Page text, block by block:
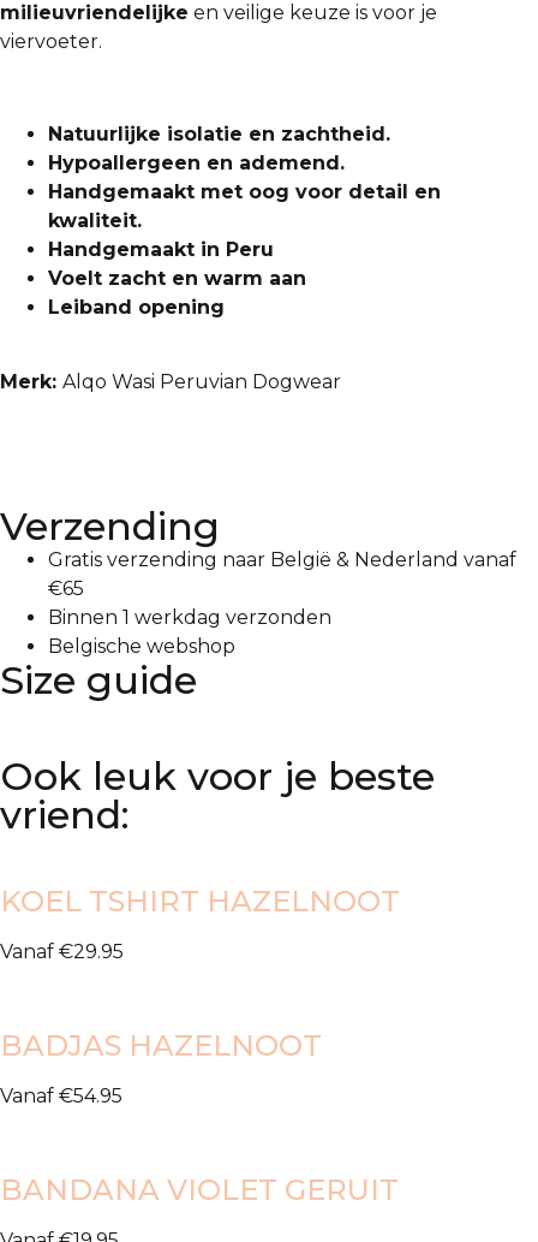
milieuvriendelijke en veilige keuze is voor je
viervoeter.
Natuurlijke isolatie en zachtheid.
Hypoallergeen en ademend.
Handgemaakt met oog voor detail en
kwaliteit.
Handgemaakt in Peru
Voelt zacht en warm aan
Leiband opening
Merk: Alqo Wasi Peruvian Dogwear
Verzending
Gratis verzending naar België & Nederland vanaf
€65
Binnen 1 werkdag verzonden
Belgische webshop
Size guide
Ook leuk voor je beste
vriend:
KOEL TSHIRT HAZELNOOT
Vanaf €29.95
BADJAS HAZELNOOT
Vanaf €54.95
BANDANA VIOLET GERUIT